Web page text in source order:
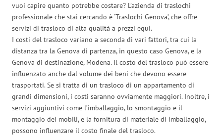
vuoi capire quanto potrebbe costare? L’azienda di traslochi
professionale che stai cercando è ‘Traslochi Genova’, che offre
servizi di trasloco di alta qualità a prezzi equi.
I costi del trasloco variano a seconda di vari fattori, tra cui la
distanza tra la Genova di partenza, in questo caso Genova, e la
Genova di destinazione, Modena. Il costo del trasloco può essere
influenzato anche dal volume dei beni che devono essere
trasportati. Se si tratta di un trasloco di un appartamento di
grandi dimensioni, i costi saranno ovviamente maggiori. Inoltre, i
servizi aggiuntivi come l’imballaggio, lo smontaggio e il
montaggio dei mobili, e la fornitura di materiale di imballaggio,
possono influenzare il costo finale del trasloco.